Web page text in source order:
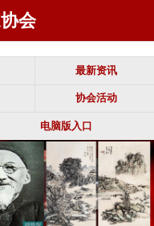
会
最新资讯
协会活动
电脑版入口